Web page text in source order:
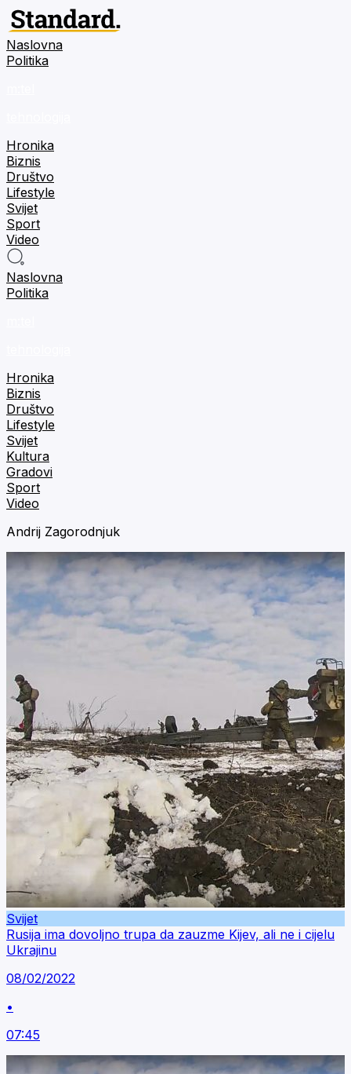
Naslovna
Politika
Hronika
Biznis
Društvo
Lifestyle
Svijet
Sport
Video
Naslovna
Politika
Hronika
Biznis
Društvo
Lifestyle
Svijet
Kultura
Gradovi
Sport
Video
Andrij Zagorodnjuk
Svijet
Rusija ima dovoljno trupa da zauzme Kijev, ali ne i cijelu
Ukrajinu
08/02/2022
•
07:45